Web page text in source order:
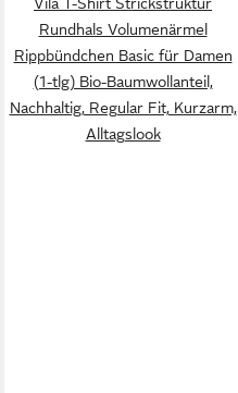
Rundhals Volumenärmel
Rippbündchen Basic für Damen
(1-tlg) Bio-Baumwollanteil,
Nachhaltig, Regular Fit, Kurzarm,
Alltagslook